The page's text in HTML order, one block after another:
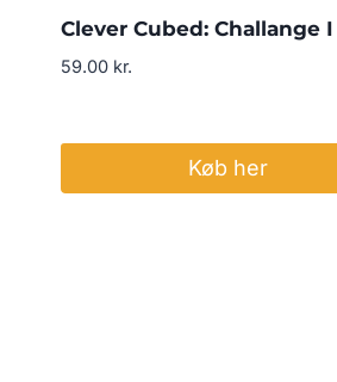
Clever Cubed: Challange I
59.00 kr.
Køb her